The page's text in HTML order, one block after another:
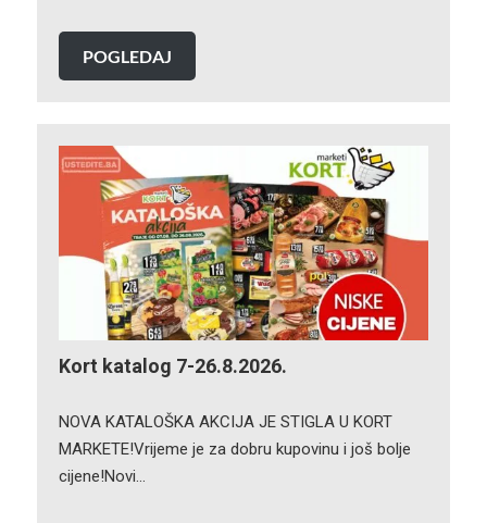
POGLEDAJ
Kort katalog 7-26.8.2026.
NOVA KATALOŠKA AKCIJA JE STIGLA U KORT
MARKETE!Vrijeme je za dobru kupovinu i još bolje
cijene!Novi…